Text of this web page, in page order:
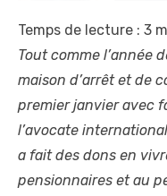
Temps de lecture : 3
Tout comme l’année
maison d’arrêt et de
premier janvier avec
l’avocate
a fait des dons en
pensionnaires et au